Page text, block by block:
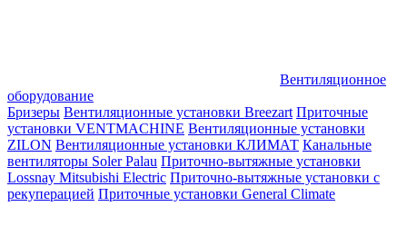
Вентиляционное
оборудование
Бризеры Вентиляционные установки Breezart Приточные
установки VENTMACHINE Вентиляционные установки
ZILON Вентиляционные установки КЛИМАТ Канальные
вентиляторы Soler Palau Приточно-вытяжные установки
Lossnay Mitsubishi Electric Приточно-вытяжные установки с
рекуперацией Приточные установки General Climate